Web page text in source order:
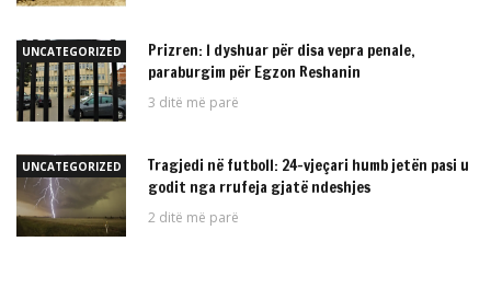
UNCATEGORIZED
Prizren: I dyshuar për disa vepra penale,
paraburgim për Egzon Reshanin
3 ditë më parë
UNCATEGORIZED
Tragjedi në futboll: 24-vjeçari humb jetën pasi u
godit nga rrufeja gjatë ndeshjes
2 ditë më parë